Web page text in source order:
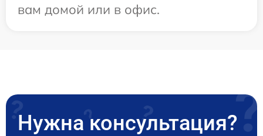
вам домой или в офис.
Нужна консультация?